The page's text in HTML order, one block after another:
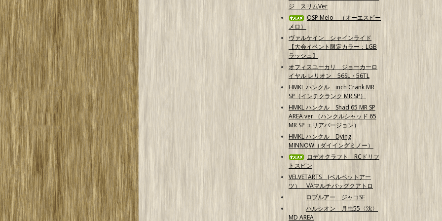
ジ スリムVer
OSP Melo （オーエスピー
メロ）
ヴァルケイン シャインライド
【大会イベント限定カラー：LGB
ラッシュ】
オフィスユーカリ ジョーカーロ
イヤル レリオン 56SL・56TL
HMKL ハンクル inch Crank MR
SP（インチクランク MR SP）
HMKL ハンクル Shad 65 MR SP
AREA ver.（ハンクルシャッド 65
MR SP エリアバージョン）
HMKL ハンクル Dying
MINNOW（ダイイングミノー）
ロデオクラフト RCドリフ
トスピン
VELVETARTS (ベルベットアー
ツ） VAマルチバッグクアトロ
ロブルアー ジャコSF
ハルシオン 月虫55〈沈〉
MD AREA